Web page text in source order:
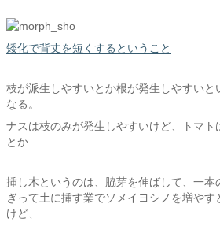
矮化で背丈を短くするということ
枝が派生しやすいとか根が発生しやすい
なる。
ナスは枝のみが発生しやすいけど、トマト
とか
挿し木というのは、脇芽を伸ばして、一本
ぎって土に挿す業でソメイヨシノを増や
けど、